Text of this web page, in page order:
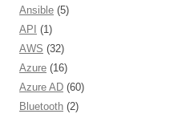
Ansible (5)
API (1)
AWS (32)
Azure (16)
Azure AD (60)
Bluetooth (2)